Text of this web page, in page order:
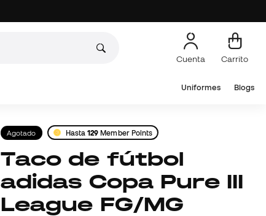
Cuenta Carrito
Uniformes Blogs
Agotado Hasta129 Member Points
Taco de fútbol
adidas Copa Pure III
League FG/MG